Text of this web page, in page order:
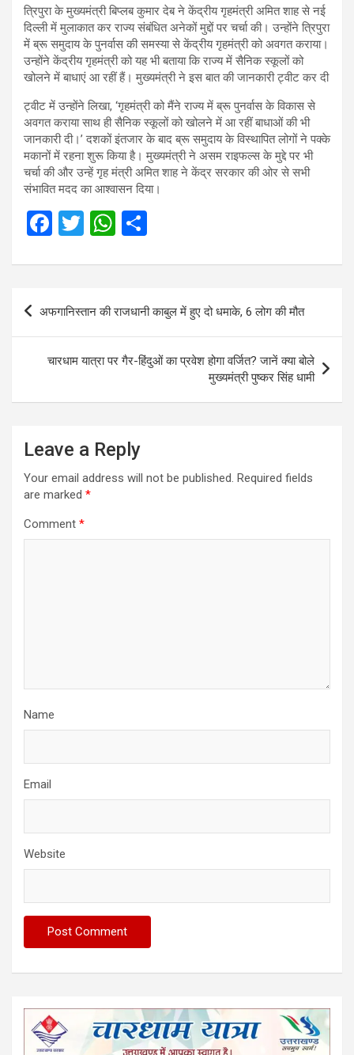
त्रिपुरा के मुख्यमंत्री बिप्लब कुमार देब ने केंद्रीय गृहमंत्री अमित शाह से नई
दिल्ली में मुलाकात कर राज्य संबंधित अनेकों मुद्दों पर चर्चा की। उन्होंने त्रिपुरा
में ब्रू समुदाय के पुनर्वास की समस्या से केंद्रीय गृहमंत्री को अवगत कराया।
उन्होंने केंद्रीय गृहमंत्री को यह भी बताया कि राज्य में सैनिक स्कूलों को
खोलने में बाधाएं आ रहीं हैं। मुख्यमंत्री ने इस बात की जानकारी ट्वीट कर दी
ट्वीट में उन्होंने लिखा, ‘गृहमंत्री को मैंने राज्य में ब्रू पुनर्वास के विकास से
अवगत कराया साथ ही सैनिक स्कूलों को खोलने में आ रहीं बाधाओं की भी
जानकारी दी।’ दशकों इंतजार के बाद ब्रू समुदाय के विस्थापित लोगों ने पक्के
मकानों में रहना शुरू किया है। मुख्यमंत्री ने असम राइफल्स के मुद्दे पर भी
चर्चा की और उन्हें गृह मंत्री अमित शाह ने केंद्र सरकार की ओर से सभी
संभावित मदद का आश्वासन दिया।
F
ce
o
o
k
T
tt
W
at
A
p
p
ar
e
Post
अफगानिस्तान की राजधानी काबुल में हुए दो धमाके, 6 लोग की मौत
चारधाम यात्रा पर गैर-हिंदुओं का प्रवेश होगा वर्जित? जानें क्या बोले
मुख्‍यमंत्री पुष्‍कर सिंह धामी
Leave a Reply
Your email address will not be published. Required fields
are marked *
Comment *
Name
Email
Website